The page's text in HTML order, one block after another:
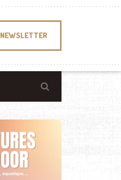
NEWSLETTER